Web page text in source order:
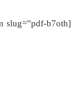
[hf_form slug=”pdf-b7oth”]